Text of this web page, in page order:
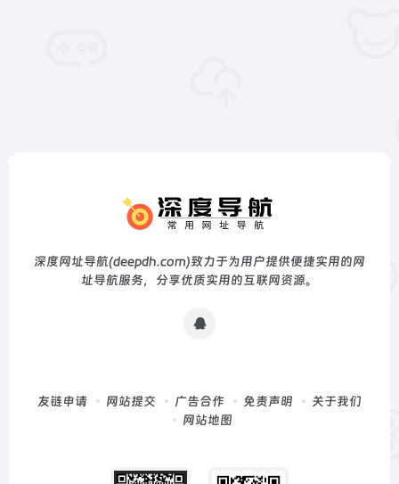
深度网址导航(deepdh.com)致力于为用户提供便捷实用的网
址导航服务，分享优质实用的互联网资源。
友链申请 网站提交 广告合作 免责声明
关于我们
网站地图